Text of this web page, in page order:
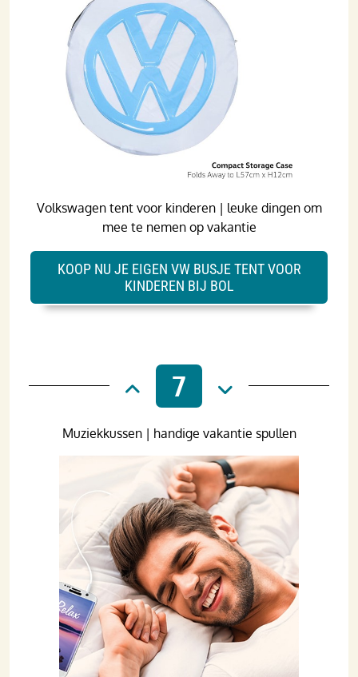
Volkswagen tent voor kinderen | leuke dingen om
mee te nemen op vakantie
KOOP NU JE EIGEN VW BUSJE TENT VOOR
KINDEREN BIJ BOL
7
Muziekkussen | handige vakantie spullen